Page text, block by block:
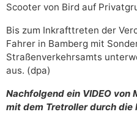
Scooter von Bird auf
Bis zum Inkrafttreten der
Fahrer in Bamberg mit
Straßenverkehrsamts
aus. (dpa)
Nachfolgend ein VIDEO
mit dem Tretroller durch